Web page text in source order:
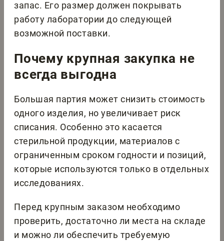
запас. Его размер должен покрывать
работу лаборатории до следующей
возможной поставки.
Почему крупная закупка не
всегда выгодна
Большая партия может снизить стоимость
одного изделия, но увеличивает риск
списания. Особенно это касается
стерильной продукции, материалов с
ограниченным сроком годности и позиций,
которые используются только в отдельных
исследованиях.
Перед крупным заказом необходимо
проверить, достаточно ли места на складе
и можно ли обеспечить требуемую